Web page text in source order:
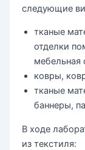
следующие
тканые
отделки
мебельная
ковры,
тканые
баннеры,
В ходе
из текстиля: